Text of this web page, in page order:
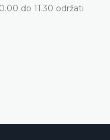
do 11.30 održati